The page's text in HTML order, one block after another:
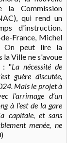
la Commission
qui rend un
d'instruction.
France, Michel
On peut lire la
Ville ne s'avoue
: "La nécessité de
guère discutée,
Mais le projet à
l’arrimage d’un
à l’est de la gare
capitale, et sans
menée, ne